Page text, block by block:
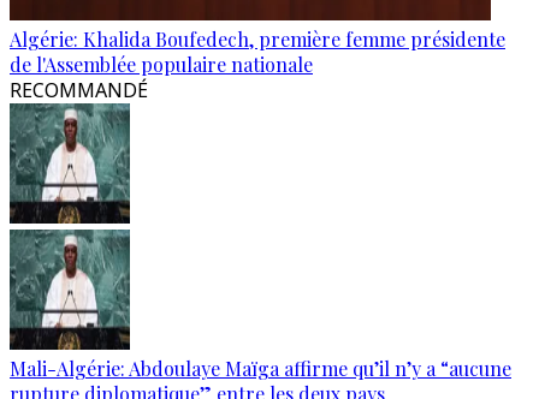
Algérie: Khalida Boufedech, première femme présidente
de l'Assemblée populaire nationale
RECOMMANDÉ
Mali-Algérie: Abdoulaye Maïga affirme qu’il n’y a “aucune
rupture diplomatique” entre les deux pays